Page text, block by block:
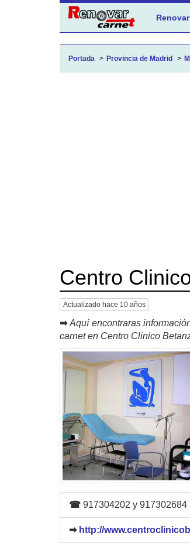
Portada Provincia de Madrid
Centro
Actualizado hace 10 años
➡ Aquí encontraras
carnet en Centro Clinico
☎ 917304202 y 917302684
➡ http://